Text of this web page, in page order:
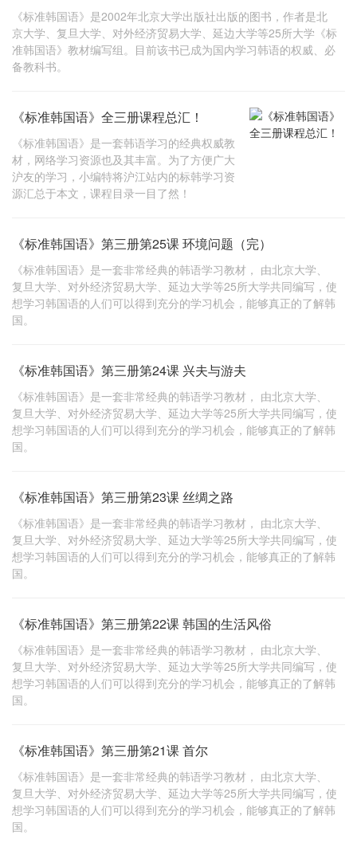
《标准韩国语》是2002年北京大学出版社出版的图书，作者是北
京大学、复旦大学、对外经济贸易大学、延边大学等25所大学《标
准韩国语》教材编写组。目前该书已成为国内学习韩语的权威、必
备教科书。
《标准韩国语》全三册课程总汇！
《标准韩国语》是一套韩语学习的经典权威教
材，网络学习资源也及其丰富。为了方便广大
沪友的学习，小编特将沪江站内的标韩学习资
源汇总于本文，课程目录一目了然！
《标准韩国语》第三册第25课 环境问题（完）
《标准韩国语》是一套非常经典的韩语学习教材， 由北京大学、
复旦大学、对外经济贸易大学、延边大学等25所大学共同编写，使
想学习韩国语的人们可以得到充分的学习机会，能够真正的了解韩
国。
《标准韩国语》第三册第24课 兴夫与游夫
《标准韩国语》是一套非常经典的韩语学习教材， 由北京大学、
复旦大学、对外经济贸易大学、延边大学等25所大学共同编写，使
想学习韩国语的人们可以得到充分的学习机会，能够真正的了解韩
国。
《标准韩国语》第三册第23课 丝绸之路
《标准韩国语》是一套非常经典的韩语学习教材， 由北京大学、
复旦大学、对外经济贸易大学、延边大学等25所大学共同编写，使
想学习韩国语的人们可以得到充分的学习机会，能够真正的了解韩
国。
《标准韩国语》第三册第22课 韩国的生活风俗
《标准韩国语》是一套非常经典的韩语学习教材， 由北京大学、
复旦大学、对外经济贸易大学、延边大学等25所大学共同编写，使
想学习韩国语的人们可以得到充分的学习机会，能够真正的了解韩
国。
《标准韩国语》第三册第21课 首尔
《标准韩国语》是一套非常经典的韩语学习教材， 由北京大学、
复旦大学、对外经济贸易大学、延边大学等25所大学共同编写，使
想学习韩国语的人们可以得到充分的学习机会，能够真正的了解韩
国。